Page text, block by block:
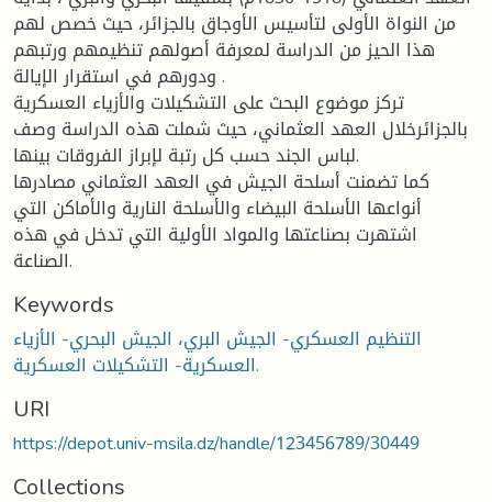
من النواة الأولى لتأسيس الأوجاق بالجزائر، حيث خصص لهم
هذا الحيز من الدراسة لمعرفة أصولهم تنظيمهم ورتبهم
ودورهم في استقرار الإيالة .
تركز موضوع البحث على التشكيلات والأزياء العسكرية
بالجزائرخلال العهد العثماني، حيث شملت هذه الدراسة وصف
لباس الجند حسب كل رتبة لإبراز الفروقات بينها.
كما تضمنت أسلحة الجيش في العهد العثماني مصادرها
أنواعها الأسلحة البيضاء والأسلحة النارية والأماكن التي
اشتهرت بصناعتها والمواد الأولية التي تدخل في هذه
الصناعة.
Keywords
التنظيم العسكري- الجيش البري، الجيش البحري- الأزياء
العسكرية- التشكيلات العسكرية.
URI
https://depot.univ-msila.dz/handle/123456789/30449
Collections